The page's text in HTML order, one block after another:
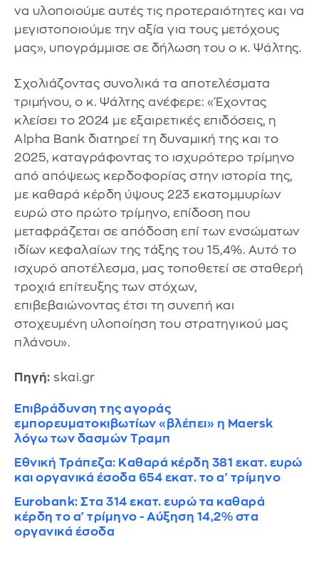
να υλοποιούμε αυτές τις προτεραιότητες και να
μεγιστοποιούμε την αξία για τους μετόχους
μας», υπογράμμισε σε δήλωση του ο κ. Ψάλτης.
Σχολιάζοντας συνολικά τα αποτελέσματα
τριμήνου, ο κ. Ψάλτης ανέφερε: «Έχοντας
κλείσει το 2024 με εξαιρετικές επιδόσεις, η
Alpha Bank διατηρεί τη δυναμική της και το
2025, καταγράφοντας το ισχυρότερο τρίμηνο
από απόψεως κερδοφορίας στην ιστορία της,
με καθαρά κέρδη ύψους 223 εκατομμυρίων
ευρώ στο πρώτο τρίμηνο, επίδοση που
μεταφράζεται σε απόδοση επί των ενσώματων
ιδίων κεφαλαίων της τάξης του 15,4%. Αυτό το
ισχυρό αποτέλεσμα, μας τοποθετεί σε σταθερή
τροχιά επίτευξης των στόχων,
επιβεβαιώνοντας έτσι τη συνεπή και
στοχευμένη υλοποίηση του στρατηγικού μας
πλάνου».
Πηγή: skai.gr
Επιβράδυνση της αγοράς
εμπορευματοκιβωτίων «βλέπει» η Maersk
λόγω των δασμών Τραμπ
Εθνική Τράπεζα: Καθαρά κέρδη 381 εκατ. ευρώ
και οργανικά έσοδα 654 εκατ. το α' τρίμηνο
Eurobank: Στα 314 εκατ. ευρώ τα καθαρά
κέρδη το α' τρίμηνο - Αύξηση 14,2% στα
οργανικά έσοδα